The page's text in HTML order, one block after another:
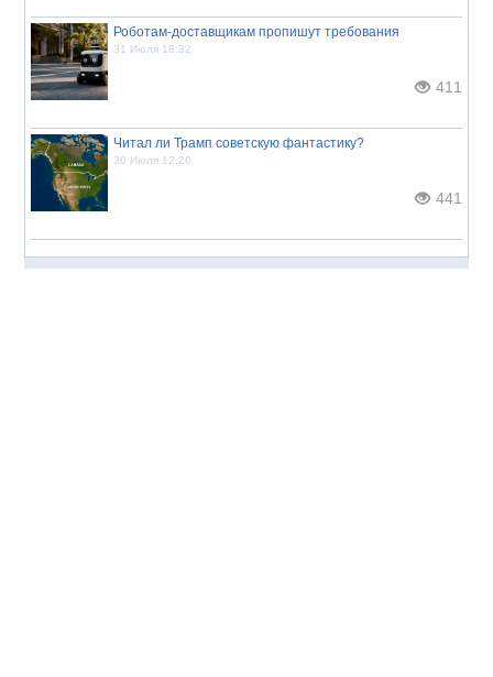
Роботам-доставщикам пропишут требования
31 Июля 18:32
411
Читал ли Трамп советскую фантастику?
30 Июля 12:20
441